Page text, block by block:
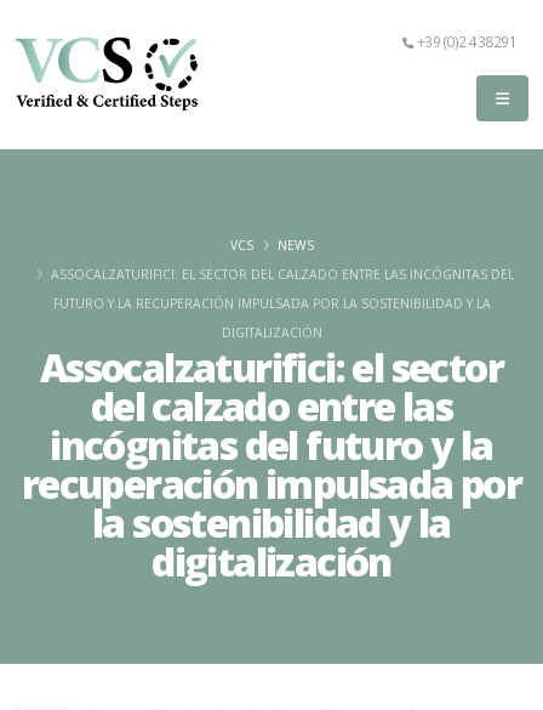
+39 (0)2 438291
Assocalzaturifici: el sector
del calzado entre las
incógnitas del futuro y la
recuperación impulsada por
la sostenibilidad y la
digitalización
VCS
NEWS
ASSOCALZATURIFICI: EL SECTOR DEL CALZADO ENTRE LAS INCÓGNITAS DEL
FUTURO Y LA RECUPERACIÓN IMPULSADA POR LA SOSTENIBILIDAD Y LA
DIGITALIZACIÓN